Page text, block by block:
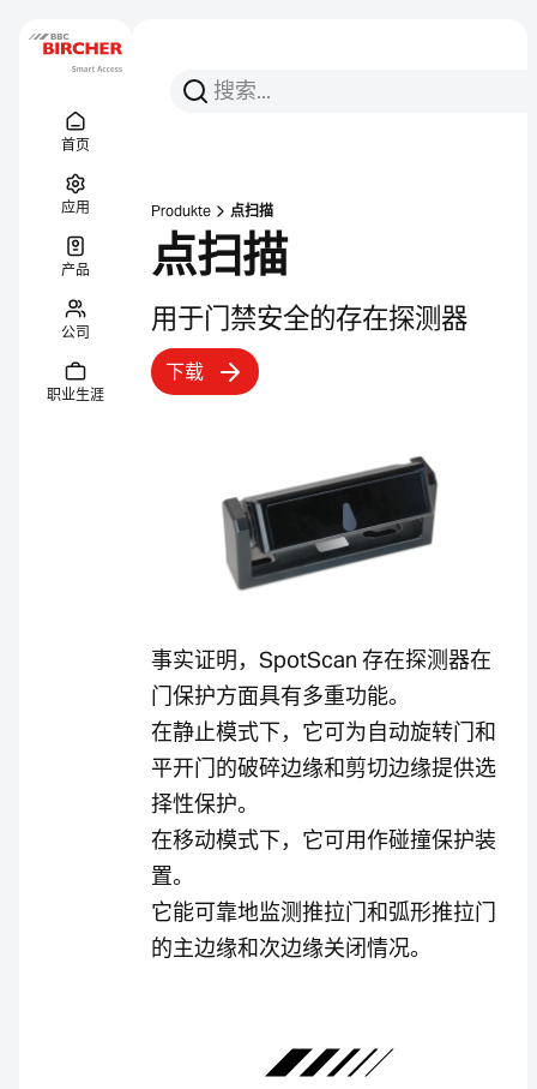
首页
应用
产品
公司
职业生涯
搜索
搜索
Produkte 点扫描
点扫描
用于门禁安全的存在探测器
下载
事实证明，SpotScan 存在探测器在
门保护方面具有多重功能。
在静止模式下，它可为自动旋转门和
平开门的破碎边缘和剪切边缘提供选
择性保护。
在移动模式下，它可用作碰撞保护装
置。
它能可靠地监测推拉门和弧形推拉门
的主边缘和次边缘关闭情况。